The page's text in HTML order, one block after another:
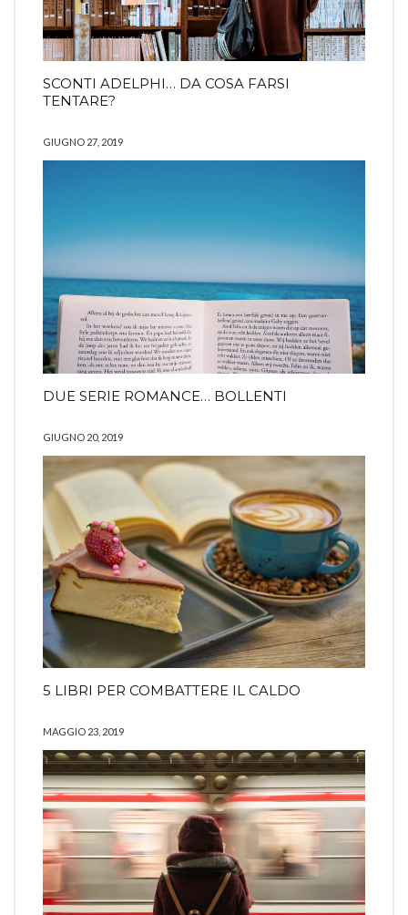
SCONTI ADELPHI… DA COSA FARSI
TENTARE?
GIUGNO 27, 2019
DUE SERIE ROMANCE… BOLLENTI
GIUGNO 20, 2019
5 LIBRI PER COMBATTERE IL CALDO
MAGGIO 23, 2019